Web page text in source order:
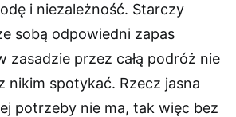
i niezależność. Starczy
sobą odpowiedni zapas
zasadzie przez całą podróż nie
nikim spotykać. Rzecz jasna
potrzeby nie ma, tak więc bez